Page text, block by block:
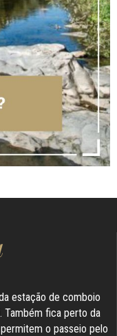
estação de comboio
Também fica perto da
o passeio pelo